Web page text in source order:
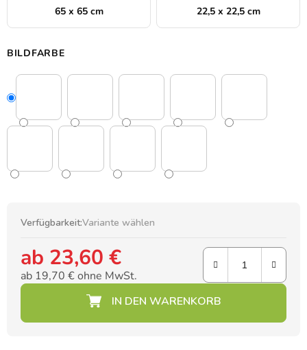
65 x 65 cm 22,5 x 22,5 cm
BILDFARBE
Verfügbarkeit:Variante wählen
ab 23,60 €
ab 19,70 €ohne MwSt.
Verkaufspreis: